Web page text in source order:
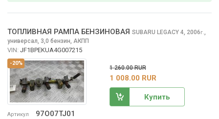
-20%
Артикул 97O07TJ01
ТОПЛИВНАЯ РАМПА БЕНЗИНОВАЯ SUBARU LEGACY 4, 2006г.,
универсал, 3,0 бензин, АКПП
VIN: JF1BPEKUA4G007215
1 260.00 RUR
1 008.00 RUR
Купить